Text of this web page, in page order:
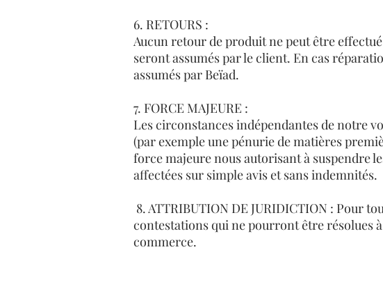
6. RETOURS :
Aucun retour de produit ne peut être
seront assumés par le client. En cas
assumés par Beïad.
7. FORCE MAJEURE :
Les circonstances indépendantes de notre
(par exemple une pénurie de matières
force majeure nous autorisant à suspendre
affectées sur simple avis et sans indemnités.
8. ATTRIBUTION DE JURIDICTION : Pour
contestations qui ne pourront être résolues
commerce.